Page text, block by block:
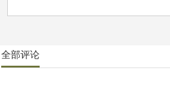
全部评论